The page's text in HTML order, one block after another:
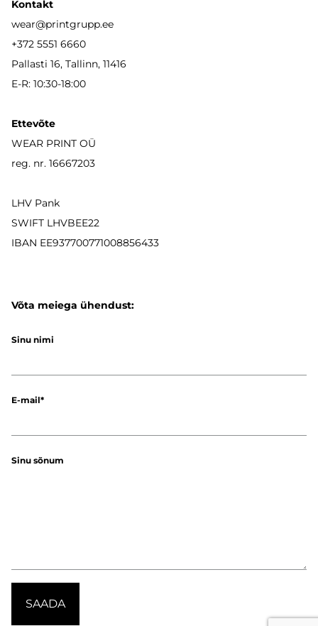
Kontakt
wear@printgrupp.ee
+372 5551 6660
Pallasti 16, Tallinn, 11416
E-R: 10:30-18:00
Ettevõte
WEAR PRINT OÜ
reg. nr. 16667203
LHV Pank
SWIFT LHVBEE22
IBAN EE937700771008856433
Võta meiega ühendust:
Sinu nimi
E-mail
Sinu sõnum